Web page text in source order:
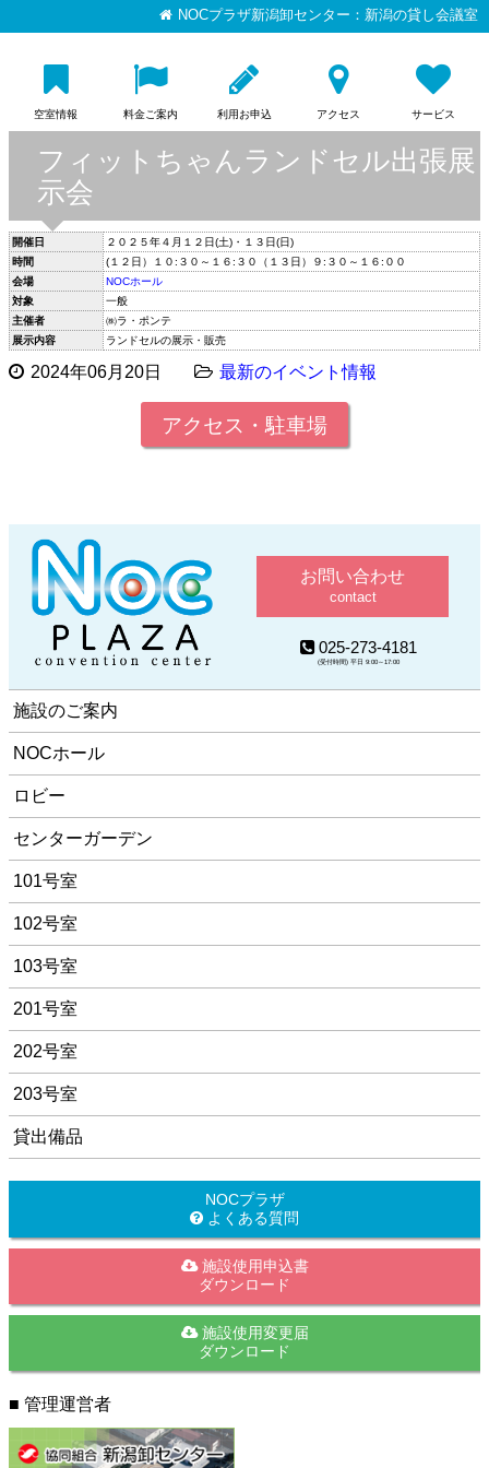
NOCプラザ新潟卸センター：新潟の貸し会議室
空室情報 料金ご案内 利用お申込 アクセス サービス
フィットちゃんランドセル出張展
示会
開催日
２０２５年４月１２日(土)・１３日(日)
時間
(１２日）１０:３０～１６:３０（１３日）９:３０～１６:００
会場
NOCホール
対象
一般
主催者
㈱ラ・ポンテ
展示内容
ランドセルの展示・販売
2024年06月20日 最新のイベント情報
アクセス・駐車場
お問い合わせ
contact
025-273-4181
(受付時間) 平日 9:00～17:00
施設のご案内
NOCホール
ロビー
センターガーデン
101号室
102号室
103号室
201号室
202号室
203号室
貸出備品
NOCプラザ
よくある質問
施設使用申込書
ダウンロード
施設使用変更届
ダウンロード
■ 管理運営者